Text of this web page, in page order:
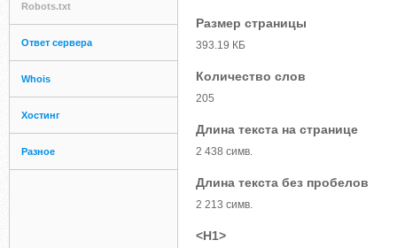
Robots.txt
Ответ сервера
Whois
Хостинг
Разное
Размер страницы
393.19 КБ
Количество слов
205
Длина текста на странице
2 438 симв.
Длина текста без пробелов
2 213 симв.
<H1>